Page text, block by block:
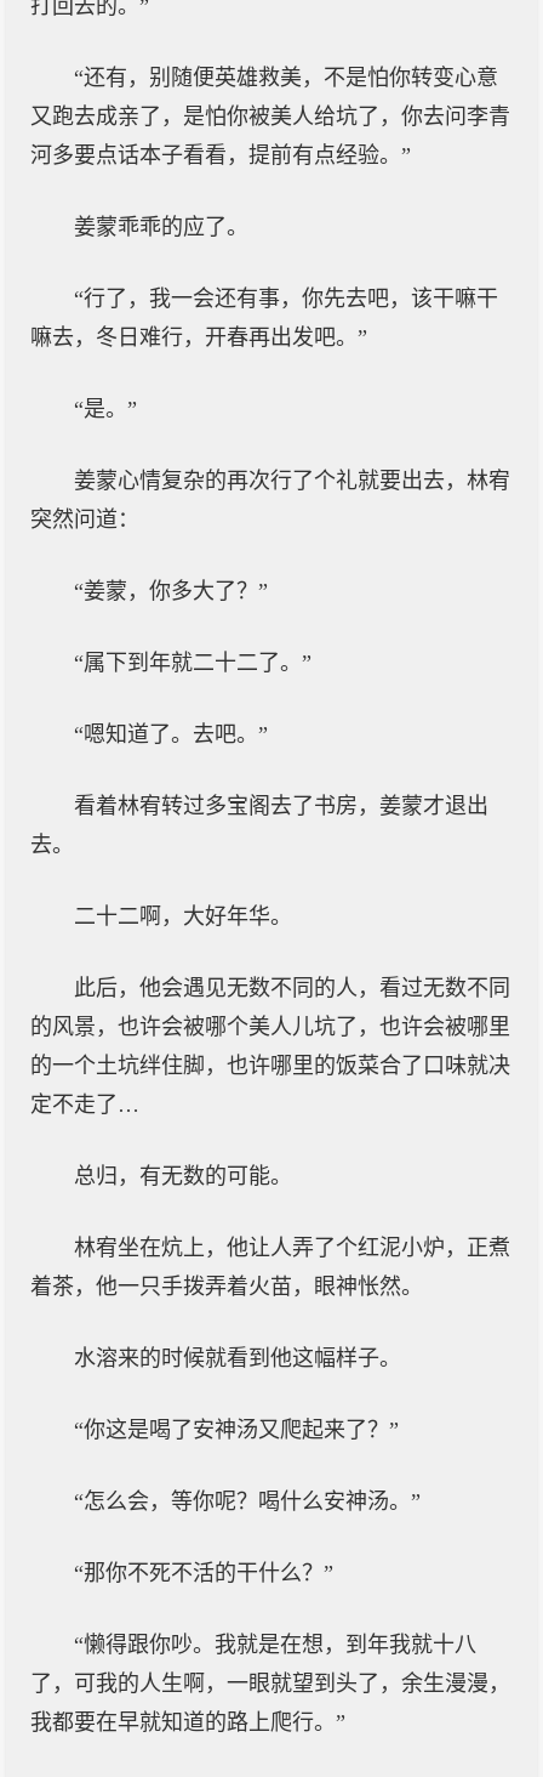
打回去的。”
“还有，别随便英雄救美，不是怕你转变心意
又跑去成亲了，是怕你被美人给坑了，你去问李青
河多要点话本子看看，提前有点经验。”
姜蒙乖乖的应了。
“行了，我一会还有事，你先去吧，该干嘛干
嘛去，冬日难行，开春再出发吧。”
“是。”
姜蒙心情复杂的再次行了个礼就要出去，林宥
突然问道：
“姜蒙，你多大了？”
“属下到年就二十二了。”
“嗯知道了。去吧。”
看着林宥转过多宝阁去了书房，姜蒙才退出
去。
二十二啊，大好年华。
此后，他会遇见无数不同的人，看过无数不同
的风景，也许会被哪个美人儿坑了，也许会被哪里
的一个土坑绊住脚，也许哪里的饭菜合了口味就决
定不走了…
总归，有无数的可能。
林宥坐在炕上，他让人弄了个红泥小炉，正煮
着茶，他一只手拨弄着火苗，眼神怅然。
水溶来的时候就看到他这幅样子。
“你这是喝了安神汤又爬起来了？”
“怎么会，等你呢？喝什么安神汤。”
“那你不死不活的干什么？”
“懒得跟你吵。我就是在想，到年我就十八
了，可我的人生啊，一眼就望到头了，余生漫漫，
我都要在早就知道的路上爬行。”